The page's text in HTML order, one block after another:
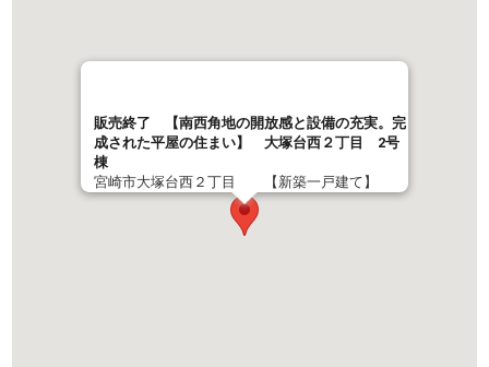
販売終了 【南西角地の開放感と設備の充実。完
成された平屋の住まい】 大塚台西２丁目 2号
棟
宮崎市大塚台西２丁目 【新築一戸建て】